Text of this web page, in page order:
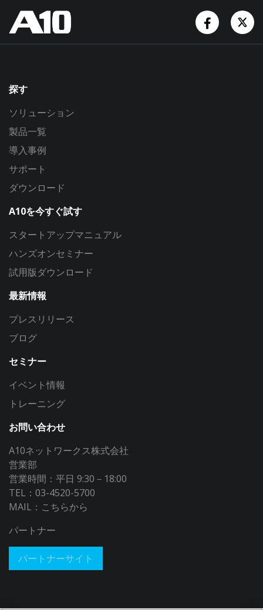
探す
ソリューション
製品一覧
導入事例
サポート
ダウンロード
A10を今すぐ試す
スタートアップマニュアル
ハンズオンセミナー
試用版ダウンロード
最新情報
プレスリリース
ブログ
セミナー
イベント情報
トレーニング
お問い合わせ
A10ネットワークス株式会社
営業部
営業時間：平日 9:30－18:00
TEL：03-4520-5700
MAIL： こちらから
パートナー
パートナーサイト